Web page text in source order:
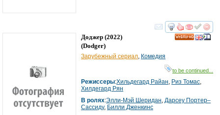
смотреть
Доджер (2022)
(Dodger)
Зарубежный сериал, Комедия
to be continued...
Режиссеры:Хильдегард Райан, Риз Томас,
Хилдегард Рян
В ролях:Элли-Мэй Шеридан, Дарcеy Портер–
Cассидy, Билли Дженкинс